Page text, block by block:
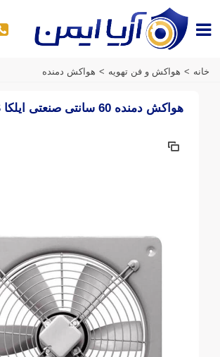
خانه > هواکش و فن تهویه > هواکش دمنده
هواکش دمنده 60 سانتی صنعتی ایلکا VIE-60R4S